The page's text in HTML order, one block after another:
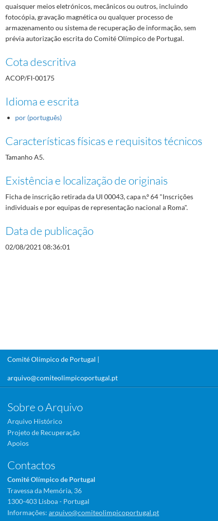
quaisquer meios eletrónicos, mecânicos ou outros, incluindo
fotocópia, gravação magnética ou qualquer processo de
armazenamento ou sistema de recuperação de informação, sem
prévia autorização escrita do Comité Olímpico de Portugal.
Cota descritiva
ACOP/FI-00175
Idioma e escrita
por (português)
Características físicas e requisitos técnicos
Tamanho A5.
Existência e localização de originais
Ficha de inscrição retirada da UI 00043, capa n.º 64 "Inscrições
individuais e por equipas de representação nacional a Roma".
Data de publicação
02/08/2021 08:36:01
Comité Olímpico de Portugal |
arquivo@comiteolimpicoportugal.pt
Sobre o Arquivo
Arquivo Histórico
Projeto de Recuperação
Apoios
Contactos
Comité Olímpico de Portugal
Travessa da Memória, 36
1300-403 Lisboa - Portugal
Informações: arquivo@comiteolimpicoportugal.pt